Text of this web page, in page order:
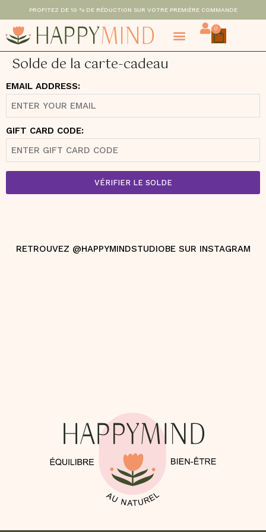
PROFITEZ DE 10 % DE RÉDUCTION SUR VOTRE PREMIÈRE COMMANDE
0
Solde de la carte-cadeau
EMAIL ADDRESS:
GIFT CARD CODE:
VÉRIFIER LE SOLDE
RETROUVEZ @HAPPYMINDSTUDIOBE SUR INSTAGRAM